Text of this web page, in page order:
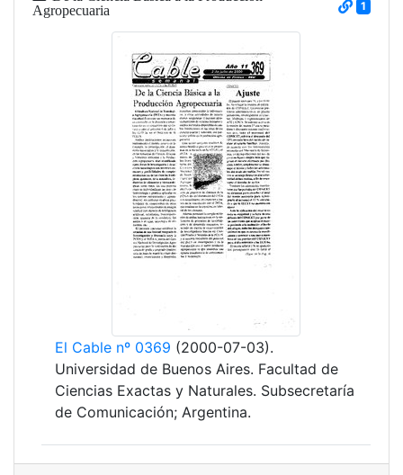
Agropecuaria
1
El Cable nº 0369 (2000-07-03).
Universidad de Buenos Aires. Facultad de
Ciencias Exactas y Naturales. Subsecretaría
de Comunicación; Argentina.